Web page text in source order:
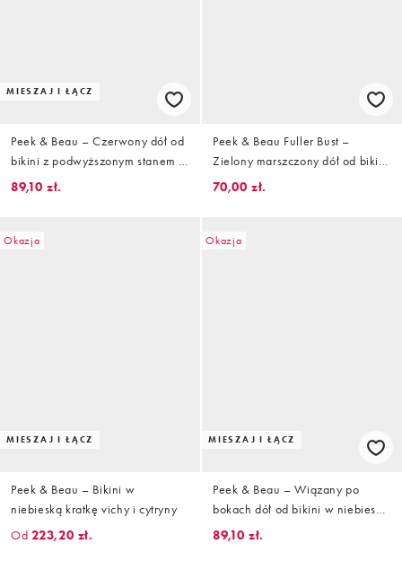
MIESZAJ I ŁĄCZ
Peek & Beau – Czerwony dół od
bikini z podwyższonym stanem z
haftem angielskim i motylkowym
89,10 zł.
Peek & Beau Fuller Bust –
Zielony marszczony dół od bikini
z wiązaniami po bokach
70,00 zł.
Okazja
MIESZAJ I ŁĄCZ
Peek & Beau – Bikini w
niebieską kratkę vichy i cytryny
Od 223,20 zł.
Okazja
MIESZAJ I ŁĄCZ
Peek & Beau – Wiązany po
bokach dół od bikini w niebieską
kratkę vichy i cytryny
89,10 zł.